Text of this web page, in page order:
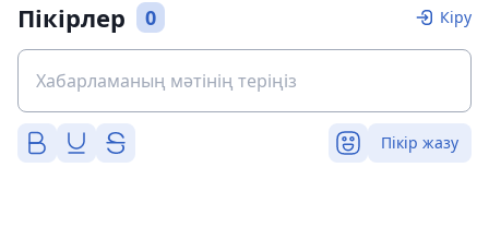
Пікірлер 0 Кіру
Пікір жазу